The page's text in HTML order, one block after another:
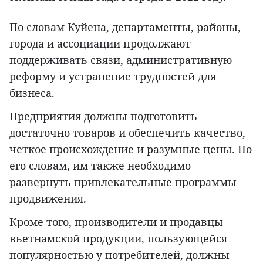
По словам Куйена, департаменты, районы,
города и ассоциации продолжают
поддерживать связи, административную
реформу и устранение трудностей для
бизнеса.
Предприятия должны подготовить
достаточно товаров и обеспечить качество,
четкое происхождение и разумные цены. По
его словам, им также необходимо
развернуть привлекательные программы
продвижения.
Кроме того, производители и продавцы
вьетнамской продукции, пользующейся
популярностью у потребителей, должны